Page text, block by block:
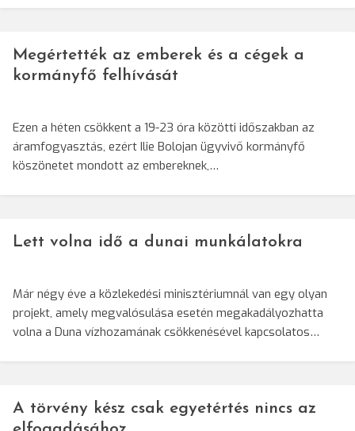
Megértették az emberek és a cégek a
kormányfő felhívását
Ezen a héten csökkent a 19-23 óra közötti időszakban az
áramfogyasztás, ezért Ilie Bolojan ügyvivő kormányfő
köszönetet mondott az embereknek,…
Lett volna idő a dunai munkálatokra
Már négy éve a közlekedési minisztériumnál van egy olyan
projekt, amely megvalósulása esetén megakadályozhatta
volna a Duna vízhozamának csökkenésével kapcsolatos…
A törvény kész csak egyetértés nincs az